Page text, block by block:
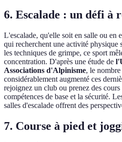
6. Escalade : un défi à
L'escalade, qu'elle soit en salle ou en
qui recherchent une activité physique
les techniques de grimpe, ce sport
concentration. D'après une étude de
Associations d'Alpinisme, le nombre
considérablement augmenté ces
rejoignez un club ou prenez des
compétences de base et la sécurité.
salles d'escalade offrent des
7. Course à pied et